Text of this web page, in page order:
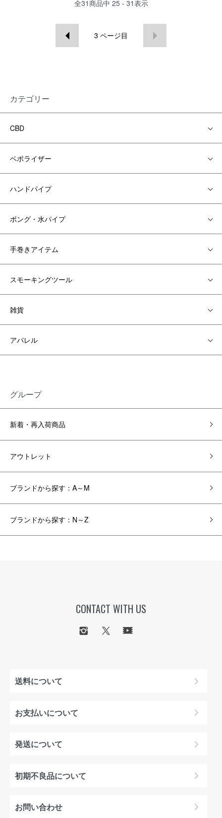
全31商品中 25 - 31表示
3 ページ目
カテゴリー
CBD
ベポライザー
ハンドパイプ
ボング・水パイプ
手巻きアイテム
スモーキングツール
雑貨
アパレル
グループ
新着・再入荷商品
アウトレット
ブランドから探す：A～M
ブランドから探す：N～Z
CONTACT WITH US
送料について
お支払いについて
発送について
初期不良品について
お問い合わせ